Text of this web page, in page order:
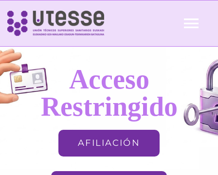
Skip
content
Inicio
QUIÉNES SOMOS Acceso
Restringido
AFILIACIÓN